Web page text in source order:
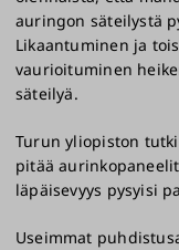
auringon säteilystä
Likaantuminen ja
vaurioituminen
säteilyä.
Turun yliopiston
pitää
läpäisevyys pysyisi
Useimmat